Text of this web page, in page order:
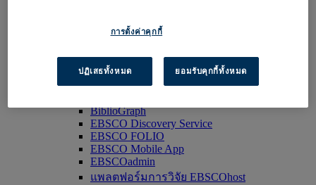
เข้าใช้งาน EBSCOhost
ติดต่อเรา
BiblioGraph
EBSCO Discovery Service
EBSCO FOLIO
EBSCO Mobile App
EBSCOadmin
แพลตฟอร์มการวิจัย EBSCOhost
การตั้งค่าคุกกี้
ปฏิเสธทั้งหมด ยอมรับคุกกี้ทั้งหมด